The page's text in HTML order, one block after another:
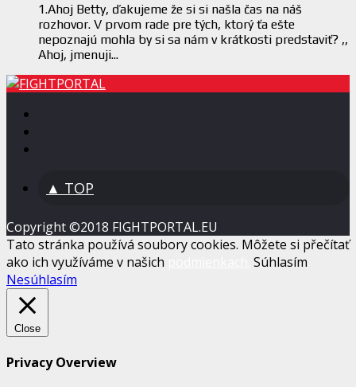
1.Ahoj Betty, ďakujeme že si si našla čas na náš
rozhovor. V prvom rade pre tých, ktorý ťa ešte
nepoznajú mohla by si sa nám v krátkosti predstaviť? ,,
Ahoj, jmenuji...
▲ TOP
Copyright ©2018 FIGHTPORTAL.EU
Tato stránka používá soubory cookies. Môžete si přečítať
ako ich využíváme v našich
Súhlasím
Nesúhlasím
Close
Privacy Overview